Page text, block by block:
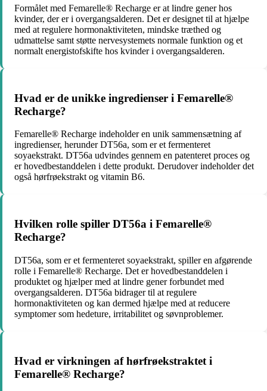
Formålet med Femarelle® Recharge er at lindre gener hos
kvinder, der er i overgangsalderen. Det er designet til at hjælpe
med at regulere hormonaktiviteten, mindske træthed og
udmattelse samt støtte nervesystemets normale funktion og et
normalt energistofskifte hos kvinder i overgangsalderen.
Hvad er de unikke ingredienser i Femarelle®
Recharge?
Femarelle® Recharge indeholder en unik sammensætning af
ingredienser, herunder DT56a, som er et fermenteret
soyaekstrakt. DT56a udvindes gennem en patenteret proces og
er hovedbestanddelen i dette produkt. Derudover indeholder det
også hørfrøekstrakt og vitamin B6.
Hvilken rolle spiller DT56a i Femarelle®
Recharge?
DT56a, som er et fermenteret soyaekstrakt, spiller en afgørende
rolle i Femarelle® Recharge. Det er hovedbestanddelen i
produktet og hjælper med at lindre gener forbundet med
overgangsalderen. DT56a bidrager til at regulere
hormonaktiviteten og kan dermed hjælpe med at reducere
symptomer som hedeture, irritabilitet og søvnproblemer.
Hvad er virkningen af hørfrøekstraktet i
Femarelle® Recharge?